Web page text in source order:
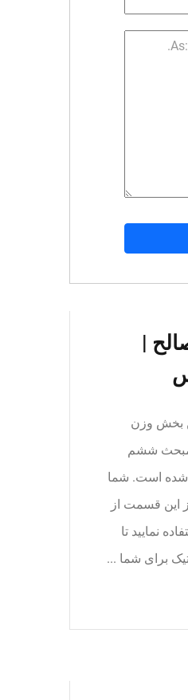
|
بخش وزن
ششم
شده است. شما
این قسمت از
نمایید تا
برای شما ...